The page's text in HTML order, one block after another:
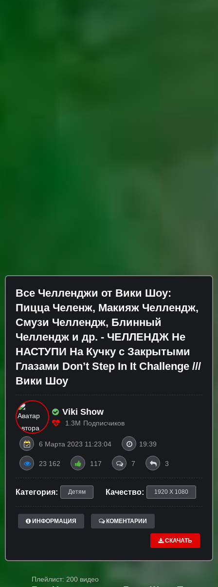
Все Челленджи от Вики Шоу:
Пицца Челенж, Макияж Челлендж,
Смузи Челлендж, Блинный
Челлендж и др. - ЧЕЛЛЕНДЖ Не
НАСТУПИ На Кучку с Закрытыми
Глазами Don’t Step In It Challenge ///
Вики Шоу
Viki Show
1.3M Подписчиков
6 Марта 2023 11:23:04 19:39
23 162 117 7 3
Категория: Детям Качество: 1920 X 1080
ИНФОРМАЦИЯ КОМЕНТАРИИ
СКАЧАТЬ
Плейлист: 200 видео